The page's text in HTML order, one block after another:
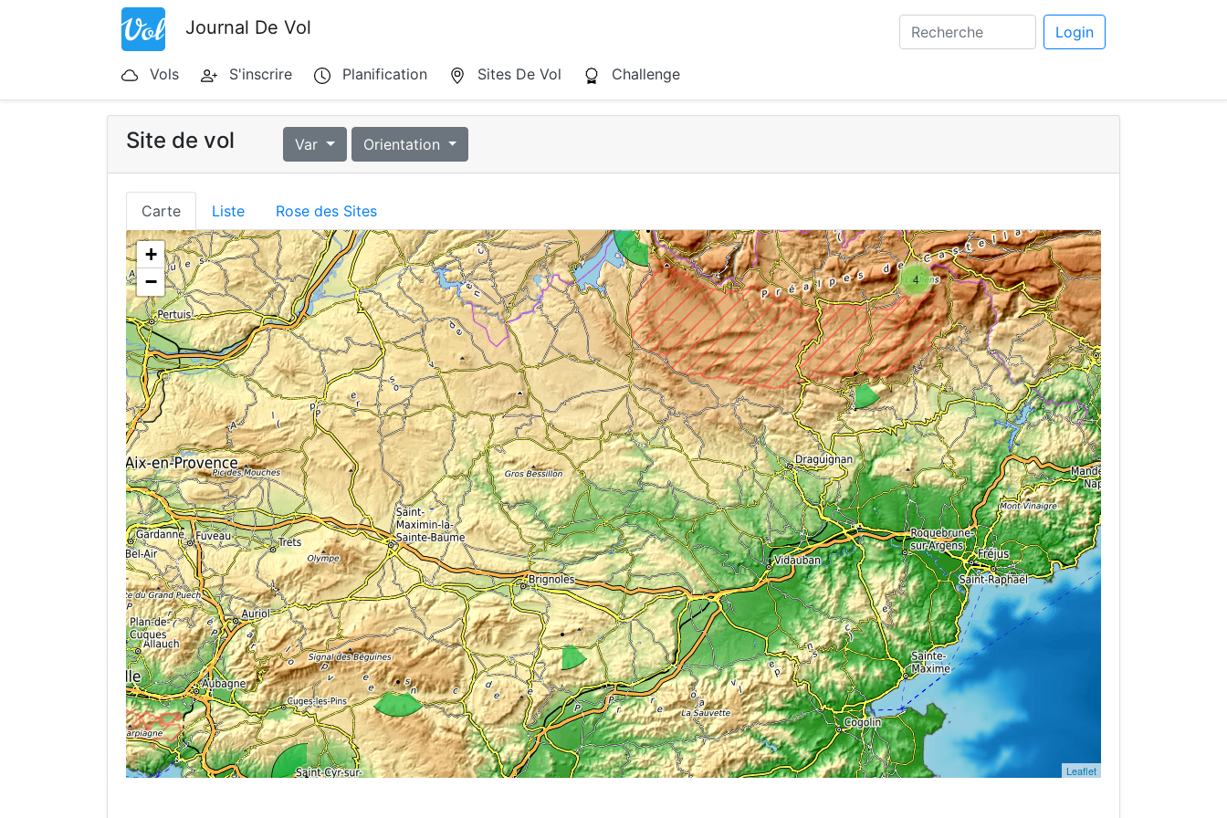
Journal De Vol Login
Vols S'inscrire Planification Sites De Vol Challenge
Site de vol Var Orientation
Carte Liste Rose des Sites
4
+
−
Leaflet